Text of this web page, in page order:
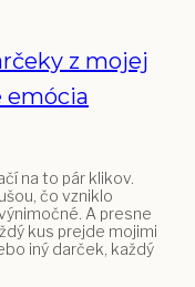
z mojej
emócia
na to pár klikov.
čo vzniklo
A presne
kus prejde mojimi
iný darček, každý